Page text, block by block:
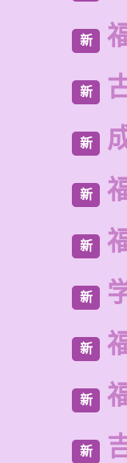
新
新
新
新
新
新
新
新
新